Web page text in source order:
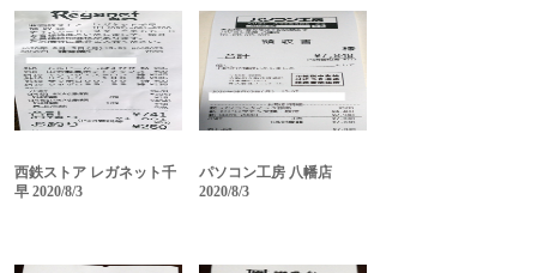
西鉄ストア レガネット千
早 2020/8/3
パソコン工房 八幡店
2020/8/3